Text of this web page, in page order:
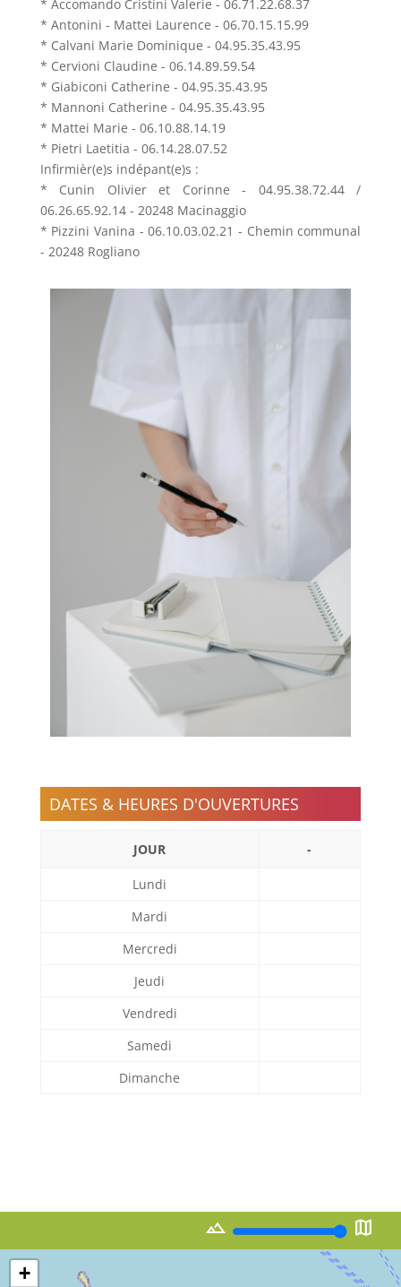
* Accomando Cristini Valerie - 06.71.22.68.37
* Antonini - Mattei Laurence - 06.70.15.15.99
* Calvani Marie Dominique - 04.95.35.43.95
* Cervioni Claudine - 06.14.89.59.54
* Giabiconi Catherine - 04.95.35.43.95
* Mannoni Catherine - 04.95.35.43.95
* Mattei Marie - 06.10.88.14.19
* Pietri Laetitia - 06.14.28.07.52
Infirmièr(e)s indépant(e)s :
* Cunin Olivier et Corinne - 04.95.38.72.44 /
06.26.65.92.14 - 20248 Macinaggio
* Pizzini Vanina - 06.10.03.02.21 - Chemin communal
- 20248 Rogliano
DATES & HEURES D'OUVERTURES
JOUR -
Lundi
Mardi
Mercredi
Jeudi
Vendredi
Samedi
Dimanche
landscape map
+